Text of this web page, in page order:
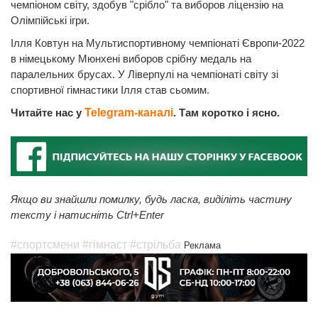
чемпіоном світу, здобув "срібло" та виборов ліцензію на
Олімпійські ігри.
Ілля Ковтун на Мультиспортивному чемпіонаті Європи-2022
в німецькому Мюнхені виборов срібну медаль на
паралельних брусах. У Ліверпулі на чемпіонаті світу зі
спортивної гімнастики Ілля став сьомим.
Читайте нас у Telegram-каналі. Там коротко і ясно.
Якщо ви знайшли помилку, будь ласка, виділіть частину
тексту і натисніть Ctrl+Enter
#спортсмени #гімнаст #стрільба Реклама